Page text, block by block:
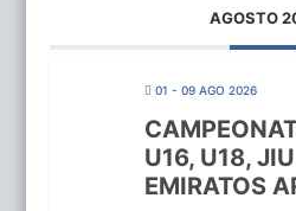
AGOSTO
01 - 09 AGO 2026
U16, U18,
EMIRATOS